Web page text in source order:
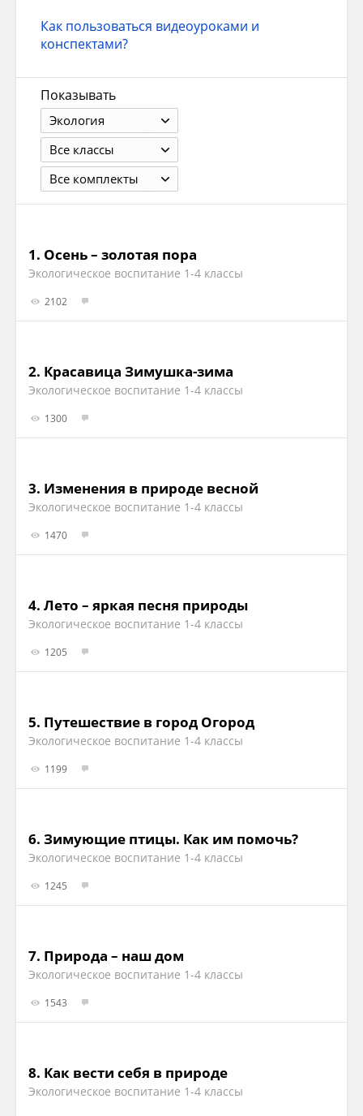
Как пользоваться видеоуроками и
конспектами?
Показывать
Экология
Все классы
Все комплекты
1. Осень – золотая пора
Экологическое воспитание 1-4 классы
2102
2. Красавица Зимушка-зима
Экологическое воспитание 1-4 классы
1300
3. Изменения в природе весной
Экологическое воспитание 1-4 классы
1470
4. Лето – яркая песня природы
Экологическое воспитание 1-4 классы
1205
5. Путешествие в город Огород
Экологическое воспитание 1-4 классы
1199
6. Зимующие птицы. Как им помочь?
Экологическое воспитание 1-4 классы
1245
7. Природа – наш дом
Экологическое воспитание 1-4 классы
1543
8. Как вести себя в природе
Экологическое воспитание 1-4 классы